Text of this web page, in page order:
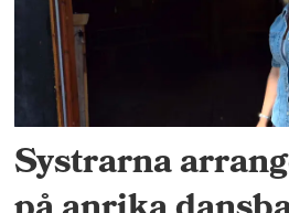
Systrarna